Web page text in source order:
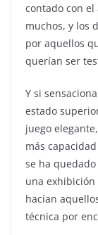
contado con el
muchos, y los
por aquellos
querían ser
Y si
estado
juego
más
se ha
una
hacían
técnica por